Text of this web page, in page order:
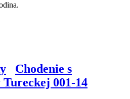
Chodenie s
001-14